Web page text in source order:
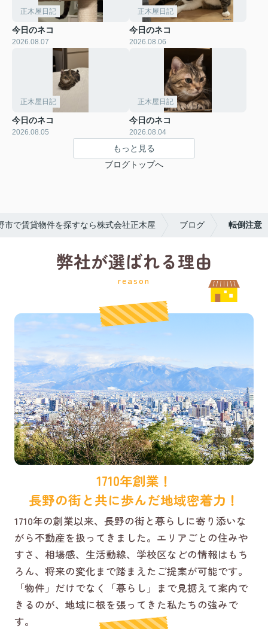
正木屋日記
今日のネコ
2026.08.07
正木屋日記
今日のネコ
2026.08.06
正木屋日記
今日のネコ
2026.08.05
正木屋日記
今日のネコ
2026.08.04
もっと見る
ブログトップへ
市で賃貸物件を探すなら株式会社正木屋 ブログ 転倒注意
弊社が選ばれる理由
reason
1710年創業！
長野の街と共に歩んだ地域密着力！
1710年の創業以来、長野の街と暮らしに寄り添いな
がら不動産を扱ってきました。エリアごとの住みや
すさ、相場感、生活動線、学校区などの情報はもち
ろん、将来の変化まで踏まえたご提案が可能です。
「物件」だけでなく「暮らし」まで見据えて案内で
きるのが、地域に根を張ってきた私たちの強みで
す。